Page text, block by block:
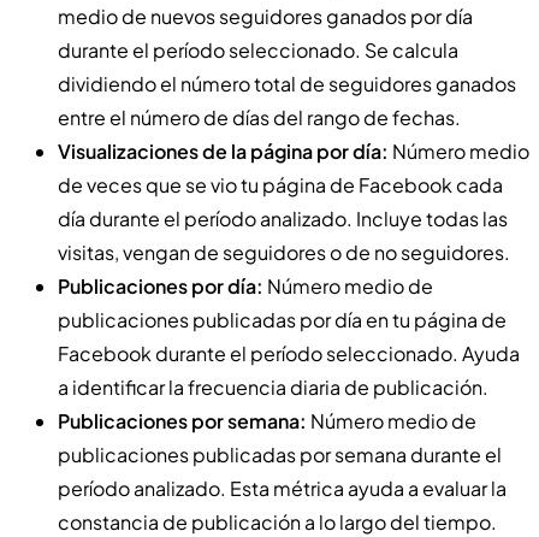
medio de nuevos seguidores ganados por día
durante el período seleccionado. Se calcula
dividiendo el número total de seguidores ganados
entre el número de días del rango de fechas.
Visualizaciones de la página por día: Número medio
de veces que se vio tu página de Facebook cada
día durante el período analizado. Incluye todas las
visitas, vengan de seguidores o de no seguidores.
Publicaciones por día: Número medio de
publicaciones publicadas por día en tu página de
Facebook durante el período seleccionado. Ayuda
a identificar la frecuencia diaria de publicación.
Publicaciones por semana: Número medio de
publicaciones publicadas por semana durante el
período analizado. Esta métrica ayuda a evaluar la
constancia de publicación a lo largo del tiempo.